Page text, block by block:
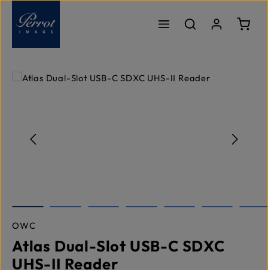
Passer au contenu principal
Le
Ignorer la galerie d'images
OWC
Atlas Dual-Slot USB-C SDXC
UHS-II Reader